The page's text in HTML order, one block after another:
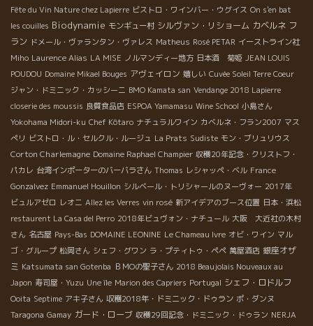
Fête du Vin Nature chez Lapierre ビストロ・ワインバー・ウグイス On s'en bat
les couilles Biodynamie モンギュー村 シルヴァン・リショーム カベルネ フ
ラン ドメール・ヴァランタン・ヴァレス Matheus Rosé PETAR イーストライン社
Miho Laurence Alias LA MISE ノルマンディー地方 日本酒 菊姫 JEAN LOUIS
POUDOU Domaine Mikael Bouges アヴェイロン 嬉しい Cuvée Soleil Terre Coeur
ジャン・ドミニック・カッシーニ BMO Kamata san Vendange 2018 Lapierre
closerie des moussis 良質食品店 ESPOA Yamamasu Wine School 小島さん
Yokohama Midori-ku Chef Kôtaro ナチュラルワイン カベルネ・フラン2007 マス
ぺリ ビストロ・ル・セルクル・ルージュ La Prats Sudiste モン・ブリュリウス
Corton Charlemagne Domaine Raphael Champier 収穫20年記念・クリストフ・
パカレ 台湾インポーターのバーバラさん Thomas レシャッペ・ベル France
Gonzalvez Emmanuel Houillon シルベール・トリシャールのヌーヴォー 2017年
ビュルアゼロ レオニ Allez les Verres vin rosé 新アイデアのブース位置 日本・浜松
restaurent La Casa del Perro 2018年ビュヴォン・ナチュール 大阪 大近社の木村
さん 名古屋 Pays-Bas DOMAINE LEONINE Le Chameau Ivre オビ・ワイン マル
ゴ・グループ 松岡さん シェフ・グワン ラ・プティトゥ・ペペ 萬屋酒店 銀座オザ
ミ Katsumata san Gotenba ＢＭОの聖子さん 2018 Beaujolais Nouveaux au
Japon 寿司屋・Yuzu Une île Marion des Capriers Portugal シェフ・ロドルフ
Ooita Septime アキ子さん 収穫2018年・ドミニック・ドゥラン ポ・ダンヌ
Taragona Gamay ガード・ローブ 収穫29回記念・ドミニック・ドゥラン NERJA